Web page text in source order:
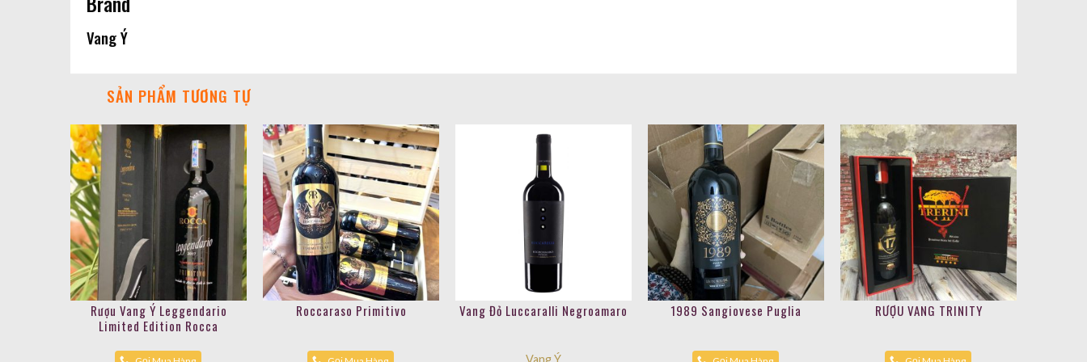
Vang Ý
SẢN PHẨM TƯƠNG TỰ
Rượu Vang Ý Leggendario
Limited Edition Rocca
Roccaraso Primitivo Vang Đỏ Luccaralli Negroamaro
Vang Ý
1989 Sangiovese Puglia RƯỢU VANG TRINITY